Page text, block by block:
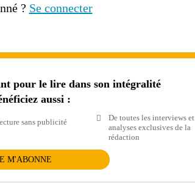
? Se connecter
pour le lire dans son intégralité
aussi :
sans publicité
De toutes les interviews et
analyses exclusives de la
rédaction
M'ABONNE